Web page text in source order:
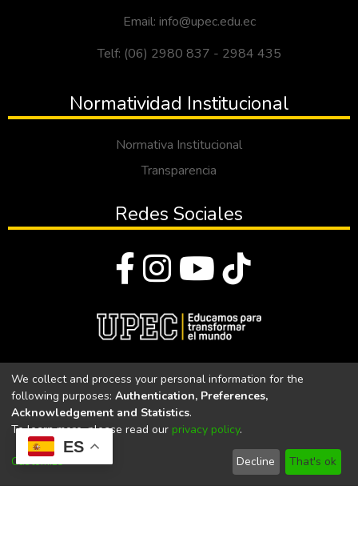
ES
Email: info@upec.edu.ec
Telf: (06) 2980 837 - 2984 435
Normatividad Institucional
Normativa Institucional
Transparencia
Redes Sociales
Universidad Politécnica Estatal del Carchi
Universidad Politécnica Estatal del Carchi | Acreditada por el
CACES Resolución N°. 160-SE-33-CACES-2020
We collect and process your personal information for the
following purposes: Authentication, Preferences,
Acknowledgement and Statistics.
To learn more, please read our privacy policy.
Customize Decline That's ok